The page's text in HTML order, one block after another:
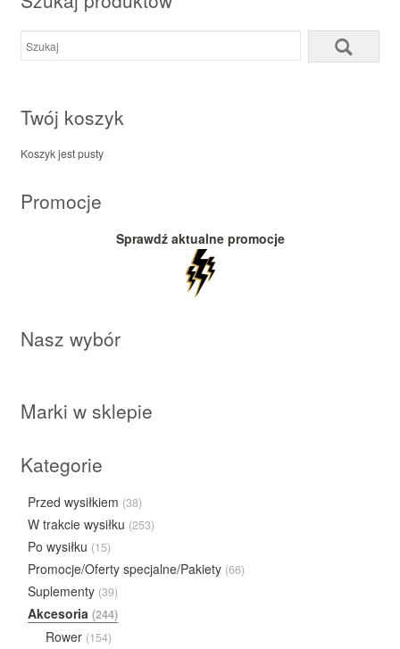
Twój koszyk
Koszyk jest pusty
Promocje
Sprawdź aktualne promocje
Nasz wybór
Marki w sklepie
Kategorie
Przed wysiłkiem (38)
W trakcie wysiłku (253)
Po wysiłku (15)
Promocje/Oferty specjalne/Pakiety (66)
Suplementy (39)
Akcesoria (244)
Rower (154)